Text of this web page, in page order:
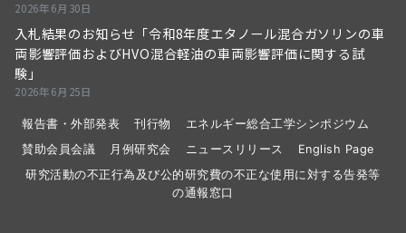
2026年6月30日
入札結果のお知らせ「令和8年度エタノール混合ガソリンの車
両影響評価およびHVO混合軽油の車両影響評価に関する試
験」
2026年6月25日
報告書・外部発表 刊行物
エネルギー総合工学シンポジウム
賛助会員会議
月例研究会 ニュースリリース
English Page
研究活動の不正行為及び公的研究費の不正な使用に対する告発等
の通報窓口